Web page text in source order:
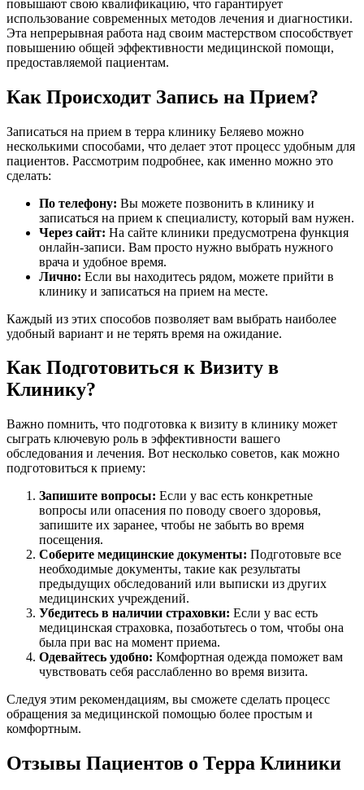
повышают свою квалификацию, что гарантирует
использование современных методов лечения и диагностики.
Эта непрерывная работа над своим мастерством способствует
повышению общей эффективности медицинской помощи,
предоставляемой пациентам.
Как Происходит Запись на Прием?
Записаться на прием в терра клинику Беляево можно
несколькими способами, что делает этот процесс удобным для
пациентов. Рассмотрим подробнее, как именно можно это
сделать:
По телефону: Вы можете позвонить в клинику и
записаться на прием к специалисту, который вам нужен.
Через сайт: На сайте клиники предусмотрена функция
онлайн-записи. Вам просто нужно выбрать нужного
врача и удобное время.
Лично: Если вы находитесь рядом, можете прийти в
клинику и записаться на прием на месте.
Каждый из этих способов позволяет вам выбрать наиболее
удобный вариант и не терять время на ожидание.
Как Подготовиться к Визиту в
Клинику?
Важно помнить, что подготовка к визиту в клинику может
сыграть ключевую роль в эффективности вашего
обследования и лечения. Вот несколько советов, как можно
подготовиться к приему:
Запишите вопросы: Если у вас есть конкретные
вопросы или опасения по поводу своего здоровья,
запишите их заранее, чтобы не забыть во время
посещения.
Соберите медицинские документы: Подготовьте все
необходимые документы, такие как результаты
предыдущих обследований или выписки из других
медицинских учреждений.
Убедитесь в наличии страховки: Если у вас есть
медицинская страховка, позаботьтесь о том, чтобы она
была при вас на момент приема.
Одевайтесь удобно: Комфортная одежда поможет вам
чувствовать себя расслабленно во время визита.
Следуя этим рекомендациям, вы сможете сделать процесс
обращения за медицинской помощью более простым и
комфортным.
Отзывы Пациентов о Терра Клиники